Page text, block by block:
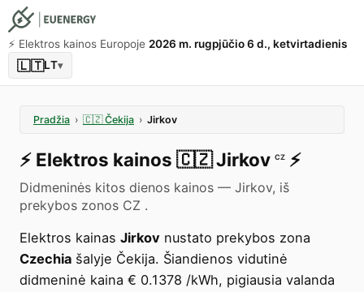
⚡️ Elektros kainos Europoje 2026 m. rugpjūčio 6 d., ketvirtadienis
🇱🇹LT▾
Pradžia › 🇨🇿 Čekija › Jirkov
⚡️ Elektros kainos 🇨🇿Jirkov CZ ⚡️
Didmeninės kitos dienos kainos — Jirkov, iš
prekybos zonos CZ .
Elektros kainas Jirkov nustato prekybos zona
Czechia šalyje Čekija. Šiandienos vidutinė
didmeninė kaina € 0.1378 /kWh, pigiausia valanda